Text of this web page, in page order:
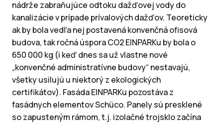
nádrže zabraňujúce odtoku dažďovej vody do
kanalizácie v prípade prívalových dažďov. Teoreticky
ak by bola vedľa nej postavená konvenčná ofisová
budova, tak ročná úspora CO2 EINPARKu by bola o
650 000 kg (i keď dnes sa už vlastne nové
„konvenčné administratívne budovy“ nestavajú,
všetky usilujú u niektorý z ekologických
certifikátov). Fasáda EINPARKu pozostáva z
fasádnych elementov Schüco. Panely sú presklené
so zapusteným rámom, t.j. izolačné trojsklo začína